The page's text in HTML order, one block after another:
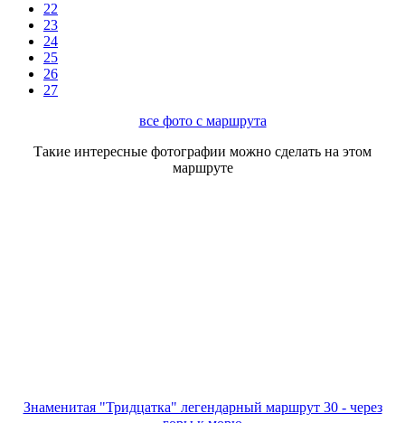
22
23
24
25
26
27
все фото с маршрута
Такие интересные фотографии можно сделать на этом
маршруте
Знаменитая "Тридцатка" легендарный маршрут 30 - через